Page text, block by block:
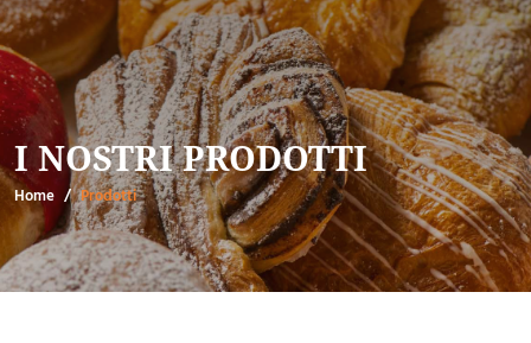
I NOSTRI PRODOTTI
Home Prodotti